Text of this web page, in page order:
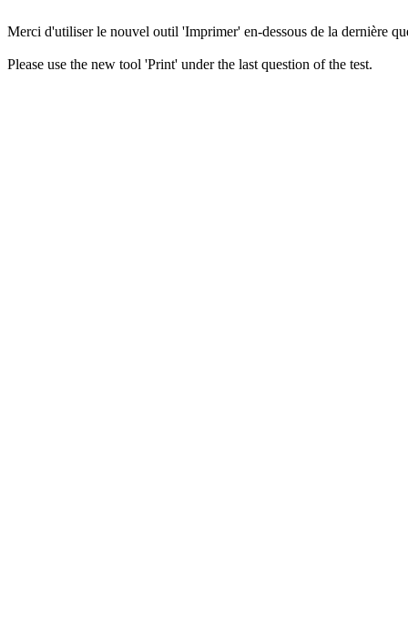
Merci d'utiliser le nouvel outil 'Imprimer' en-dessous de la dernière
Please use the new tool 'Print' under the last question of the test.